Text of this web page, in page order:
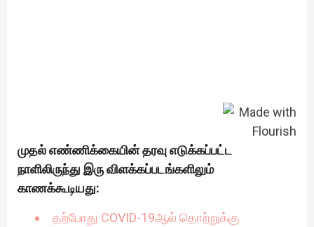
முதல் எண்ணிக்கையின் தரவு எடுக்கப்பட்ட
நாளிலிருந்து இரு விளக்கப்படங்களிலும்
காணக்கூடியது:
தற்போது COVID-19ஆல் தொற்றுக்கு